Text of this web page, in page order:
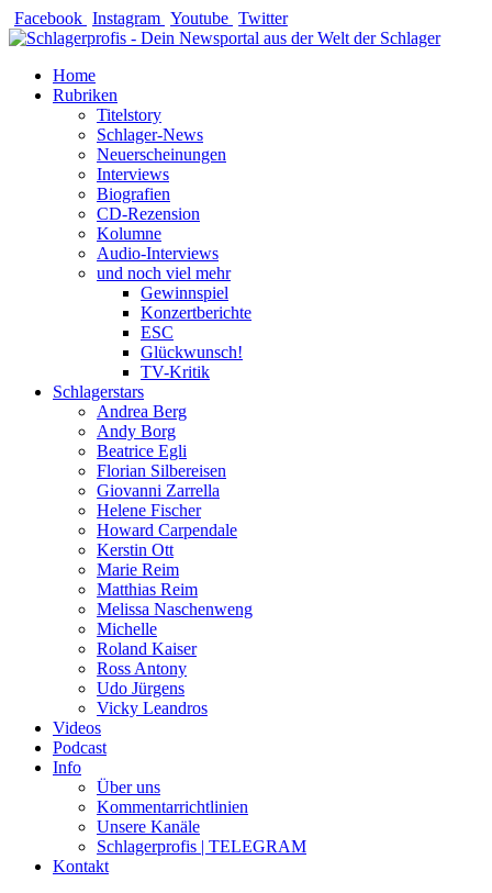
Zum
Inhalt
Facebook Instagram Youtube Twitter
Home
Rubriken
Titelstory
Schlager-News
Neuerscheinungen
Interviews
Biografien
CD-Rezension
Kolumne
Audio-Interviews
und noch viel mehr
Gewinnspiel
Konzertberichte
ESC
Glückwunsch!
TV-Kritik
Schlagerstars
Andrea Berg
Andy Borg
Beatrice Egli
Florian Silbereisen
Giovanni Zarrella
Helene Fischer
Howard Carpendale
Kerstin Ott
Marie Reim
Matthias Reim
Melissa Naschenweng
Michelle
Roland Kaiser
Ross Antony
Udo Jürgens
Vicky Leandros
Videos
Podcast
Info
Über uns
Kommentarrichtlinien
Unsere Kanäle
Schlagerprofis | TELEGRAM
Kontakt